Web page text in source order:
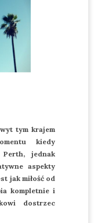
tym krajem
kiedy
jednak
aspekty
jak miłość od
kompletnie i
dostrzec